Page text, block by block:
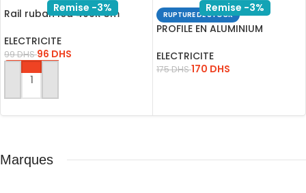
Remise -3%
Rail ruban led 409R 3m
ELECTRICITE
99DHS 96 DHS
AJOUTER AU PANIER
Remise -3%
RUPTURE DE STOCK
PROFILE EN ALUMINIUM
ELECTRICITE
175DHS170 DHS
Marques